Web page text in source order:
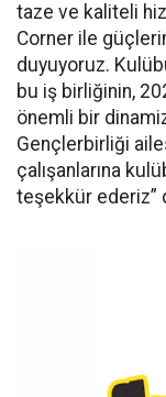
taze ve kaliteli
Corner ile
duyuyoruz.
bu iş birliğinin,
önemli bir
Gençlerbirliği
çalışanlarına
teşekkür ederiz”